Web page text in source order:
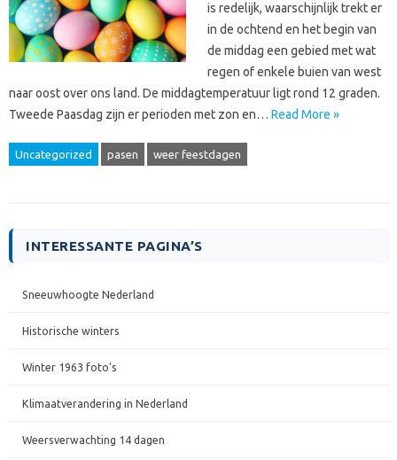
is redelijk, waarschijnlijk trekt er
in de ochtend en het begin van
de middag een gebied met wat
regen of enkele buien van west
naar oost over ons land. De middagtemperatuur ligt rond 12 graden.
Tweede Paasdag zijn er perioden met zon en… Read More »
Uncategorized pasen weer feestdagen
INTERESSANTE PAGINA’S
Sneeuwhoogte Nederland
Historische winters
Winter 1963 foto’s
Klimaatverandering in Nederland
Weersverwachting 14 dagen